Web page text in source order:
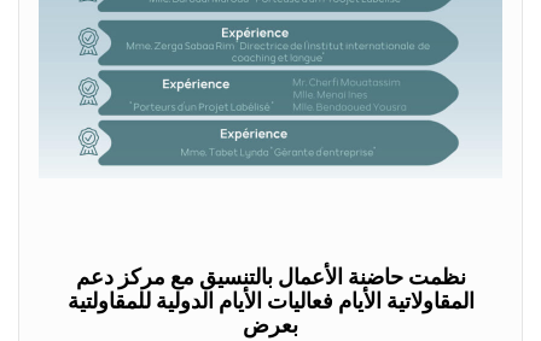
نظمت حاضنة الأعمال بالتنسيق مع مركز دعم
المقاولاتية الأيام فعاليات الأيام الدولية للمقاولتية
بعرض